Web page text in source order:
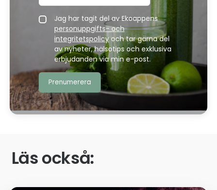
Jag har tagit del av Ekoappens
personuppgifts- och
integritetspolicyoch tar gärna del
av nyheter, hälsotips och exklusiva
erbjudanden via min e-post.
Läs också: